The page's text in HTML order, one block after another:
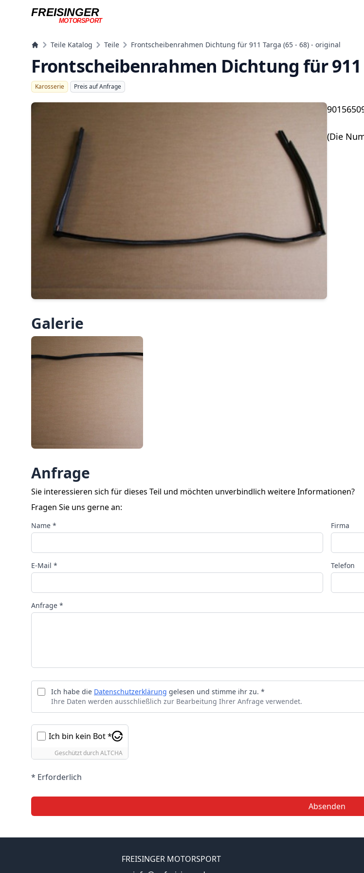
FREISINGER
MOTORSPORT
Teile Katalog Teile Frontscheibenrahmen Dichtung für 911 Targa (65 - 68) - original
Frontscheibenrahmen Dichtung für 911
Karosserie Preis auf Anfrage
(Die
Galerie
Anfrage
Sie interessieren sich für dieses Teil und möchten unverbindlich weitere Informationen?
Fragen Sie uns gerne an:
Name * Firma
E-Mail * Telefon
Anfrage *
Ich habe die Datenschutzerklärung gelesen und stimme ihr zu. *
Ihre Daten werden ausschließlich zur Bearbeitung Ihrer Anfrage verwendet.
Ich bin kein Bot *
Geschützt durchALTCHA
* Erforderlich
Absenden
FREISINGER MOTORSPORT